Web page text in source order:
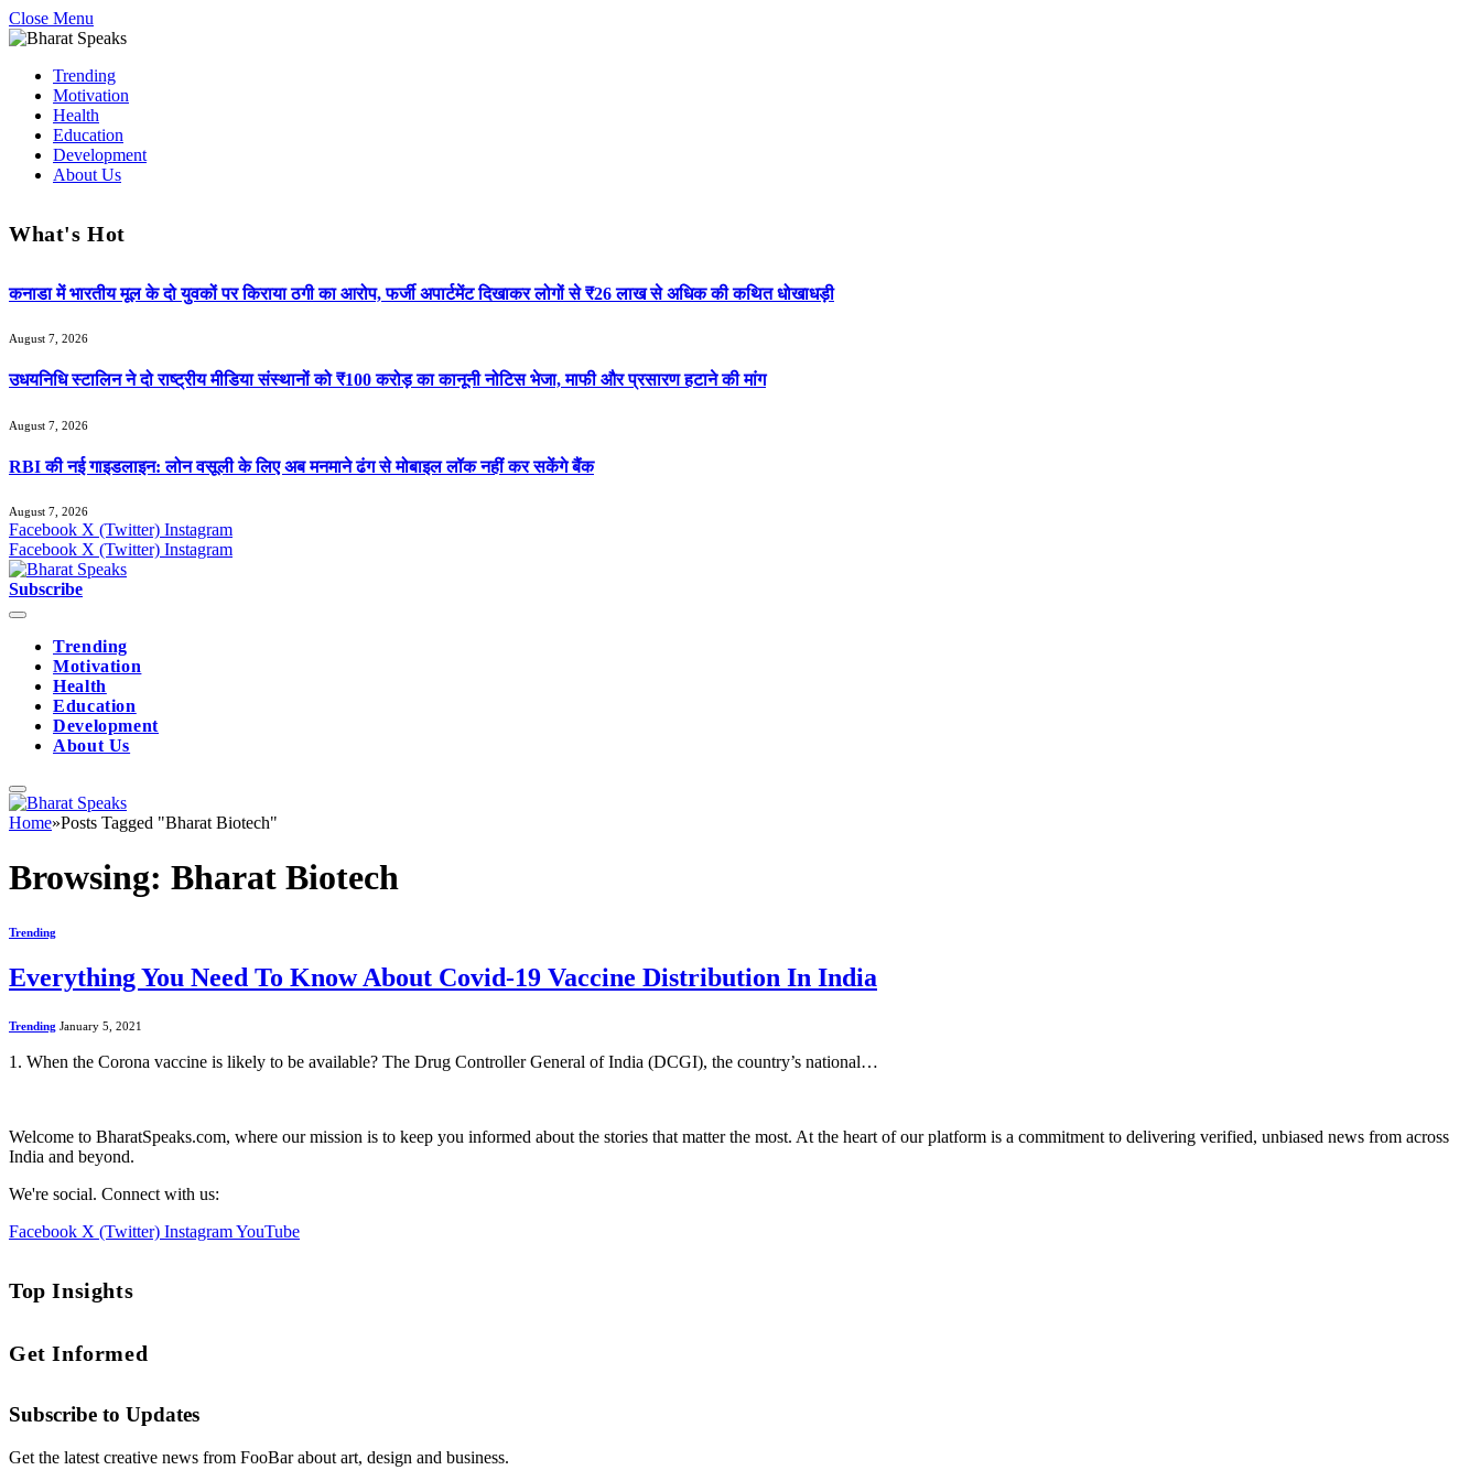
Close Menu
Trending
Motivation
Health
Education
Development
About Us
What's Hot
कनाडा में भारतीय मूल के दो युवकों पर किराया ठगी का आरोप, फर्जी अपार्टमेंट दिखाकर लोगों से ₹26 लाख से अधिक की कथित धोखाधड़ी
August 7, 2026
उधयनिधि स्टालिन ने दो राष्ट्रीय मीडिया संस्थानों को ₹100 करोड़ का कानूनी नोटिस भेजा, माफी और प्रसारण हटाने की मांग
August 7, 2026
RBI की नई गाइडलाइन: लोन वसूली के लिए अब मनमाने ढंग से मोबाइल लॉक नहीं कर सकेंगे बैंक
August 7, 2026
Facebook X (Twitter) Instagram
Facebook X (Twitter) Instagram
Subscribe
Trending
Motivation
Health
Education
Development
About Us
Home»Posts Tagged "Bharat Biotech"
Browsing: Bharat Biotech
Trending
Everything You Need To Know About Covid-19 Vaccine Distribution In India
Trending January 5, 2021
1. When the Corona vaccine is likely to be available? The Drug Controller General of India (DCGI), the country’s national…
Welcome to BharatSpeaks.com, where our mission is to keep you informed about the stories that matter the most. At the heart of our platform is a commitment to delivering verified, unbiased news from across
India and beyond.
We're social. Connect with us:
Facebook X (Twitter) InstagramYouTube
Top Insights
Get Informed
Subscribe to Updates
Get the latest creative news from FooBar about art, design and business.